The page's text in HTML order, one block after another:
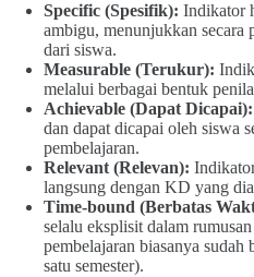
Specific (Spesifik): Indikator
ambigu, menunjukkan secara
dari siswa.
Measurable (Terukur):
melalui berbagai bentuk
Achievable (Dapat Dicapai):
dan dapat dicapai oleh siswa
pembelajaran.
Relevant (Relevan):
langsung dengan KD yang
Time-bound (Berbatas
selalu eksplisit dalam
pembelajaran biasanya sudah
satu semester).